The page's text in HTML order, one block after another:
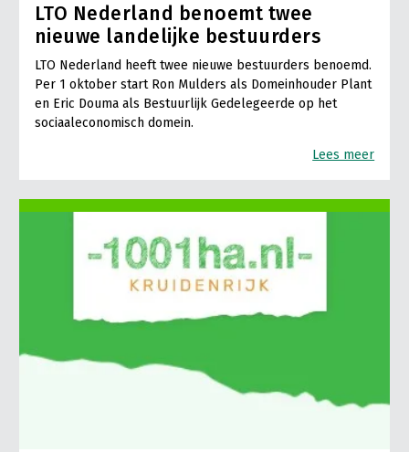
LTO Nederland benoemt twee
nieuwe landelijke bestuurders
LTO Nederland heeft twee nieuwe bestuurders benoemd.
Per 1 oktober start Ron Mulders als Domeinhouder Plant
en Eric Douma als Bestuurlijk Gedelegeerde op het
sociaaleconomisch domein.
Lees meer